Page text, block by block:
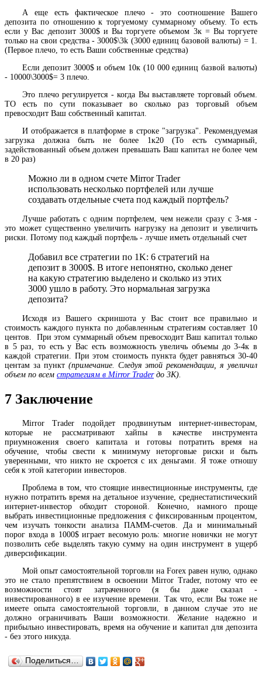
А еще есть фактическое плечо - это соотношение Вашего
депозита по отношению к торгуемому суммарному объему. То есть
если у Вас депозит 3000$ и Вы торгуете объемом 3к = Вы торгуете
только на свои средства - 3000$\3k (3000 единиц базовой валюты) = 1.
(Первое плечо, то есть Ваши собственные средства)
Если депозит 3000$ и объем 10к (10 000 единиц базвой валюты)
- 10000\3000$= 3 плечо.
Это плечо регулируется - когда Вы выставляете торговый объем.
ТО есть по сути показывает во сколько раз торговый объем
превосходит Ваш собственный капитал.
И отображается в платформе в строке "загрузка". Рекомендуемая
загрузка должна быть не более 1к20 (То есть суммарный,
задействованный объем должен превышать Ваш капитал не более чем
в 20 раз)
Можно ли в одном счете Mirror Trader
использовать несколько портфелей или лучше
создавать отдельные счета под каждый портфель?
Лучше работать с одним портфелем, чем нежели сразу с 3-мя -
это может существенно увеличить нагрузку на депозит и увеличить
риски. Потому под каждый портфель - лучше иметь отдельный счет
Добавил все стратегии по 1K: 6 стратегий на
депозит в 3000$. В итоге непонятно, сколько денег
на какую стратегию выделено и сколько из этих
3000 ушло в работу. Это нормальная загрузка
депозита?
Исходя из Вашего скриншота у Вас стоит все правильно и
стоимость каждого пункта по добавленным стратегиям составляет 10
центов. При этом суммарный объем превосходит Ваш капитал только
в 5 раз, то есть у Вас есть возможность увеличь объемы до 3-4к в
каждой стратегии. При этом стоимость пункта будет равняться 30-40
центам за пункт (примечание. Следуя этой рекомендации, я увеличил
объем по всем стратегиям в Mirror Traderдо 3K).
7 Заключение
Mirror Trader подойдет продвинутым интернет-инвесторам,
которые не рассматривают хайпы в качестве инструмента
приумножения своего капитала и готовы потратить время на
обучение, чтобы свести к минимуму неторговые риски и быть
уверенными, что никто не скроется с их деньгами. Я тоже отношу
себя к этой категории инвесторов.
Проблема в том, что стоящие инвестиционные инструменты, где
нужно потратить время на детальное изучение, среднестатистический
интернет-инвестор обходит стороной. Конечно, намного проще
выбрать инвестиционные предложения с фиксированным процентом,
чем изучать тонкости анализа ПАММ-счетов. Да и минимальный
порог входа в 1000$ играет весомую роль: многие новички не могут
позволить себе выделять такую сумму на один инструмент в ущерб
диверсификации.
Мой опыт самостоятельной торговли на Forex равен нулю, однако
это не стало препятствием в освоении Mirror Trader, потому что ее
возможности стоят затраченного (я бы даже сказал -
инвестированного) в ее изучение времени. Так что, если Вы тоже не
имеете опыта самостоятельной торговли, в данном случае это не
должно ограничивать Ваши возможности. Желание надежно и
прибыльно инвестировать, время на обучение и капитал для депозита
- без этого никуда.
Поделиться…